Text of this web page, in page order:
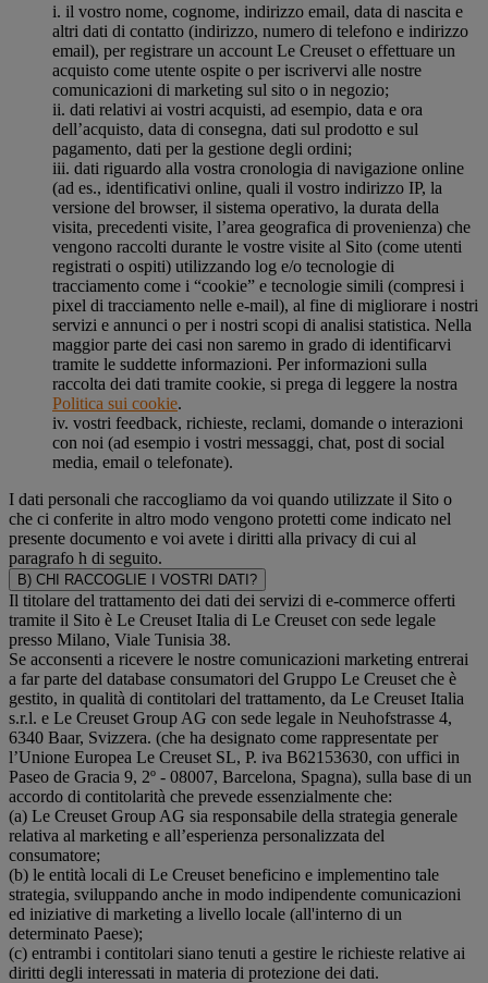
i. il vostro nome, cognome, indirizzo email, data di nascita e
altri dati di contatto (indirizzo, numero di telefono e indirizzo
email), per registrare un account Le Creuset o effettuare un
acquisto come utente ospite o per iscrivervi alle nostre
comunicazioni di marketing sul sito o in negozio;
ii. dati relativi ai vostri acquisti, ad esempio, data e ora
dell’acquisto, data di consegna, dati sul prodotto e sul
pagamento, dati per la gestione degli ordini;
iii. dati riguardo alla vostra cronologia di navigazione online
(ad es., identificativi online, quali il vostro indirizzo IP, la
versione del browser, il sistema operativo, la durata della
visita, precedenti visite, l’area geografica di provenienza) che
vengono raccolti durante le vostre visite al Sito (come utenti
registrati o ospiti) utilizzando log e/o tecnologie di
tracciamento come i “cookie” e tecnologie simili (compresi i
pixel di tracciamento nelle e-mail), al fine di migliorare i nostri
servizi e annunci o per i nostri scopi di analisi statistica. Nella
maggior parte dei casi non saremo in grado di identificarvi
tramite le suddette informazioni. Per informazioni sulla
raccolta dei dati tramite cookie, si prega di leggere la nostra
Politica sui cookie.
iv. vostri feedback, richieste, reclami, domande o interazioni
con noi (ad esempio i vostri messaggi, chat, post di social
media, email o telefonate).
I dati personali che raccogliamo da voi quando utilizzate il Sito o
che ci conferite in altro modo vengono protetti come indicato nel
presente documento e voi avete i diritti alla privacy di cui al
paragrafo h di seguito.
B) CHI RACCOGLIE I VOSTRI DATI?
Il titolare del trattamento dei dati dei servizi di e-commerce offerti
tramite il Sito è Le Creuset Italia di Le Creuset con sede legale
presso Milano, Viale Tunisia 38.
Se acconsenti a ricevere le nostre comunicazioni marketing entrerai
a far parte del database consumatori del Gruppo Le Creuset che è
gestito, in qualità di contitolari del trattamento, da Le Creuset Italia
s.r.l. e Le Creuset Group AG con sede legale in Neuhofstrasse 4,
6340 Baar, Svizzera. (che ha designato come rappresentate per
l’Unione Europea Le Creuset SL, P. iva B62153630, con uffici in
Paseo de Gracia 9, 2º - 08007, Barcelona, Spagna), sulla base di un
accordo di contitolarità che prevede essenzialmente che:
(a) Le Creuset Group AG sia responsabile della strategia generale
relativa al marketing e all’esperienza personalizzata del
consumatore;
(b) le entità locali di Le Creuset beneficino e implementino tale
strategia, sviluppando anche in modo indipendente comunicazioni
ed iniziative di marketing a livello locale (all'interno di un
determinato Paese);
(c) entrambi i contitolari siano tenuti a gestire le richieste relative ai
diritti degli interessati in materia di protezione dei dati.